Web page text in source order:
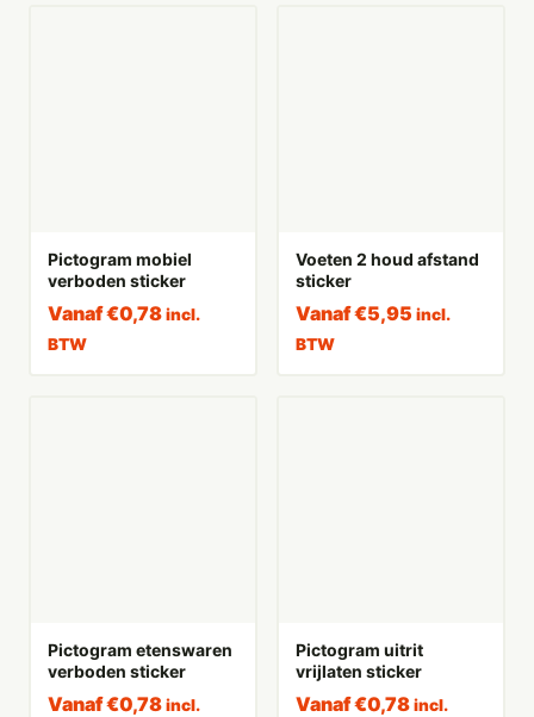
Pictogram mobiel
verboden sticker
Vanaf€0,78 incl.
BTW
Voeten 2 houd afstand
sticker
Vanaf€5,95 incl.
BTW
Pictogram etenswaren
verboden sticker
Vanaf€0,78 incl.
Pictogram uitrit
vrijlaten sticker
Vanaf€0,78 incl.